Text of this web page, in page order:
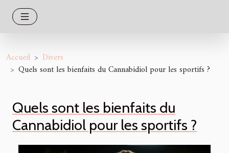
Accueil
Divers
Quels sont les bienfaits du Cannabidiol pour les sportifs ?
Quels sont les bienfaits du
Cannabidiol pour les sportifs ?